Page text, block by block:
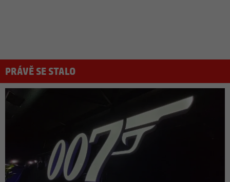
PRÁVĚ SE STALO